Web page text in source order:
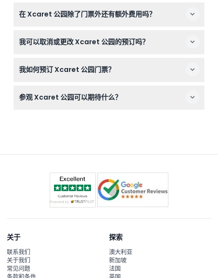
票；12岁及以上客人需购买成人票。
在 Xcaret 公园除了门票外还有额外费用吗？
照片通行证不包含在内。
我可以取消或更改 Xcaret 公园的预订吗？
我如何预订 Xcaret 公园门票？
价格。
参观 Xcaret 公园可以期待什么？
关于
联系我们
关于我们
常见问题
探索
澳大利亚
新加坡
法国